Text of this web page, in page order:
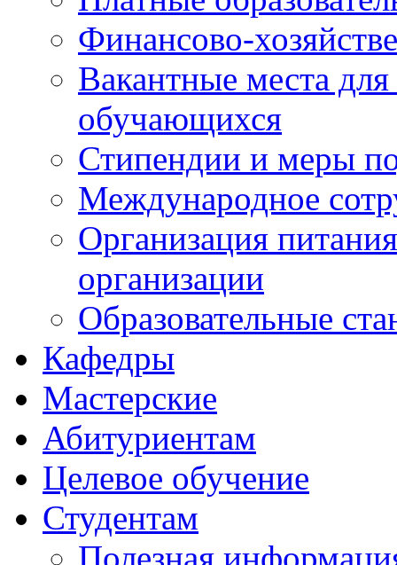
Финансово-
Вакантные места
обучающихся
Стипендии и меры
Международное
Организация
организации
Образовательные
Кафедры
Мастерские
Абитуриентам
Целевое обучение
Студентам
Полезная